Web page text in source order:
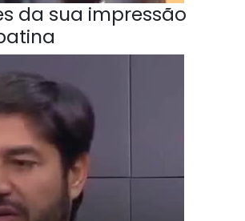
da sua impressão